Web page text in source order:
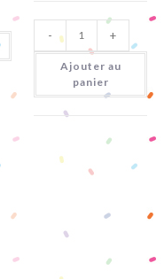
quantité
de
Avions
Citriques
- +
Ajouter au
panier